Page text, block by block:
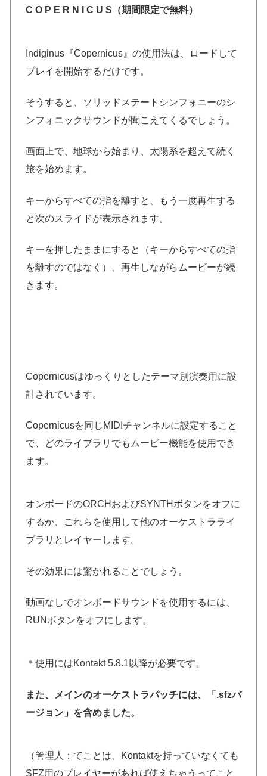
C O P E R N I C U S（期間限定で無料）
Indiginus『Copernicus』の使用法は、ロードして
プレイを開始するだけです。
そうすると、ソリッドステートシンフォニーのシ
ンフォニックサウンドが聞こえてくるでしょう。
画面上で、地球から始まり、太陽系を超えて続く
旅を始めます。
キーからすべての指を離すと、もう一度再生する
と次のスライドが表示されます。
キーを押したままにすると（キーからすべての指
を離すのではなく）、再生しながらムービーが続
きます。
Copernicusはゆっくりとしたテーマ別演奏用に設
計されています。
Copernicusを同じMIDIチャンネルに設定すること
で、どのライブラリでもムービー機能を使用でき
ます。
オンボードのORCHおよびSYNTHボタンをオフに
するか、これらを使用して他のオーケストラライ
ブラリとレイヤーします。
その効果には驚かれることでしょう。
動画なしでオンボードサウンドを使用するには、
RUNボタンをオフにします。
＊使用にはKontakt 5.8.1以降が必要です。
また、メインのオーケストラパッチには、「.sfzバ
ージョン」を含めました。
（管理人：てことは、Kontaktを持っていなくても
SFZ用のプレイヤーがあれば使えちゃうってこと